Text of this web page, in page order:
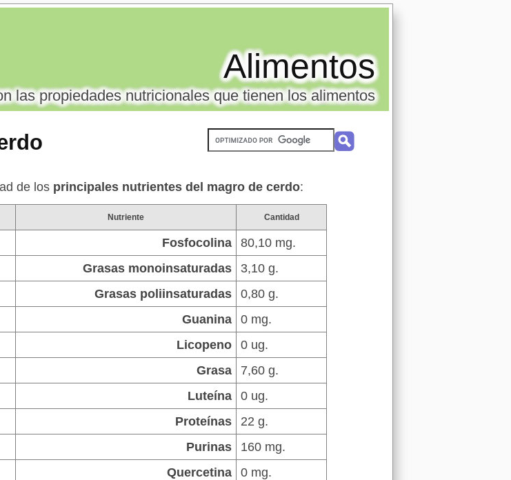
Alimentos
las propiedades nutricionales que tienen los alimentos
de los principales nutrientes del magro de cerdo:
Nutriente Cantidad
Fosfocolina
80,10 mg.
Grasas monoinsaturadas
3,10 g.
Grasas poliinsaturadas
0,80 g.
Guanina
0 mg.
Licopeno
0 ug.
Grasa
7,60 g.
Luteína
0 ug.
Proteínas
22 g.
Purinas
160 mg.
Quercetina
0 mg.